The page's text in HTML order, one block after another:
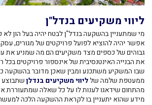
ליווי משקיעים בנדל"ן
מי שמתעניין בהשקעה בנדל"ן לבטח יהיה בעל הון
אפשר יהיה להוציא לפועל פרויקטים של מגורים,
גבוהים של כספים מצד משקיעים הם מה שמניע את
את הבנייה האינטנסיבית של אינספור פרויקטים
שבו המשקיע משתכנע ומבין שאכן מדובר בהשקעה
ממעטפת שלמה שלליווי משקיעים בנדלןשתבוצע
מהתחום שידאגו לענות לו על כל שאלה שמתעוררת
מידע שהוא יתעניין בו לקראת ההשקעה הלכה